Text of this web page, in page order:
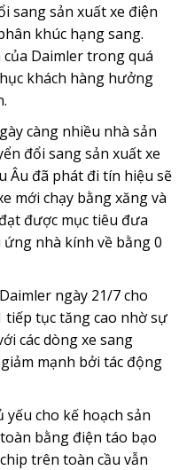
sang sản xuất xe điện
khúc hạng sang.
Daimler trong quá
khách hàng hưởng
càng nhiều nhà sản
đổi sang sản xuất xe
Âu đã phát đi tín hiệu sẽ
mới chạy bằng xăng và
được mục tiêu đưa
nhà kính về bằng 0
ngày 21/7 cho
tục tăng cao nhờ sự
các dòng xe sang
mạnh bởi tác động
cho kế hoạch sản
bằng điện táo bạo
trên toàn cầu vẫn